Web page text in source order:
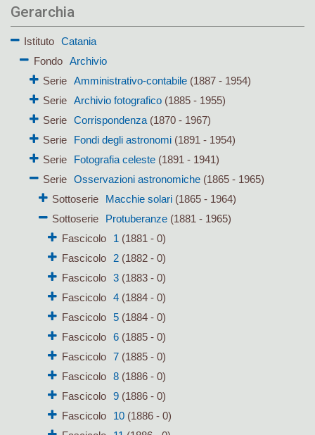
Gerarchia
Istituto
Catania
Fondo
Archivio
Serie Amministrativo-contabile(1887 - 1954)
Serie Archivio fotografico(1885 - 1955)
Serie Corrispondenza(1870 - 1967)
Serie
Fondi degli astronomi(1891 - 1954)
Serie
Fotografia celeste(1891 - 1941)
Serie Osservazioni astronomiche(1865 - 1965)
Sottoserie
Macchie solari (1865 - 1964)
Sottoserie
Protuberanze (1881 - 1965)
Fascicolo
1 (1881 - 0)
Fascicolo
2(1882 - 0)
Fascicolo
3(1883 - 0)
Fascicolo
4(1884 - 0)
Fascicolo
5(1884 - 0)
Fascicolo
6(1885 - 0)
Fascicolo
7(1885 - 0)
Fascicolo
8(1886 - 0)
Fascicolo
9(1886 - 0)
Fascicolo
10(1886 - 0)